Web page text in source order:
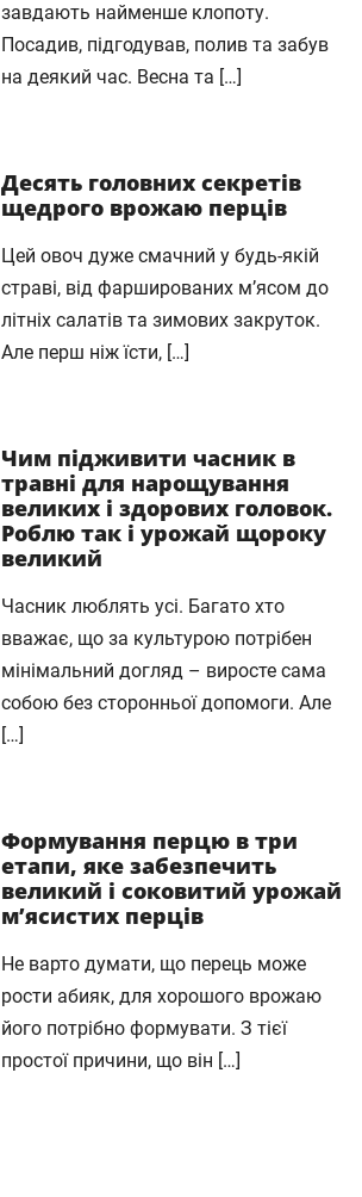
завдають найменше клопоту.
Посадив, підгодував, полив та забув
на деякий час. Весна та […]
Десять головних секретів
щедрого врожаю перців
Цей овоч дуже смачний у будь-якій
страві, від фаршированих м’ясом до
літніх салатів та зимових закруток.
Але перш ніж їсти, […]
Чим підживити часник в
травні для нарощування
великих і здорових головок.
Роблю так і урожай щороку
великий
Часник люблять усі. Багато хто
вважає, що за культурою потрібен
мінімальний догляд – виросте сама
собою без сторонньої допомоги. Але
[…]
Формування перцю в три
етапи, яке забезпечить
великий і соковитий урожай
м’ясистих перців
Не варто думати, що перець може
рости абияк, для хорошого врожаю
його потрібно формувати. З тієї
простої причини, що він […]